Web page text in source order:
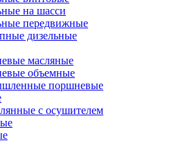
на шасси
передвижные
дизельные
масляные
объемные
поршневые
с осушителем